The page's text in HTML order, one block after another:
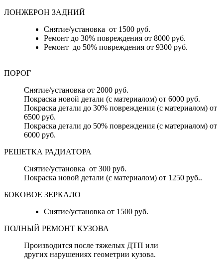
ЛОНЖЕРОН ЗАДНИЙ
Снятие/установка от 1500 руб.
Ремонт до 30% повреждения от 8000 руб.
Ремонт до 50% повреждения от 9300 руб.
ПОРОГ
Снятие/установка от 2000 руб.
Покраска новой детали (с материалом) от 6000 руб.
Покраска детали до 30% повреждения (с материалом) от
6500 руб.
Покраска детали до 50% повреждения (с материалом) от
6000 руб.
РЕШЕТКА РАДИАТОРА
Снятие/установка от 300 руб.
Покраска новой детали (с материалом) от 1250 руб..
БОКОВОЕ ЗЕРКАЛО
Снятие/установка от 1500 руб.
ПОЛНЫЙ РЕМОНТ КУЗОВА
Производится после тяжелых ДТП или
других нарушениях геометрии кузова.